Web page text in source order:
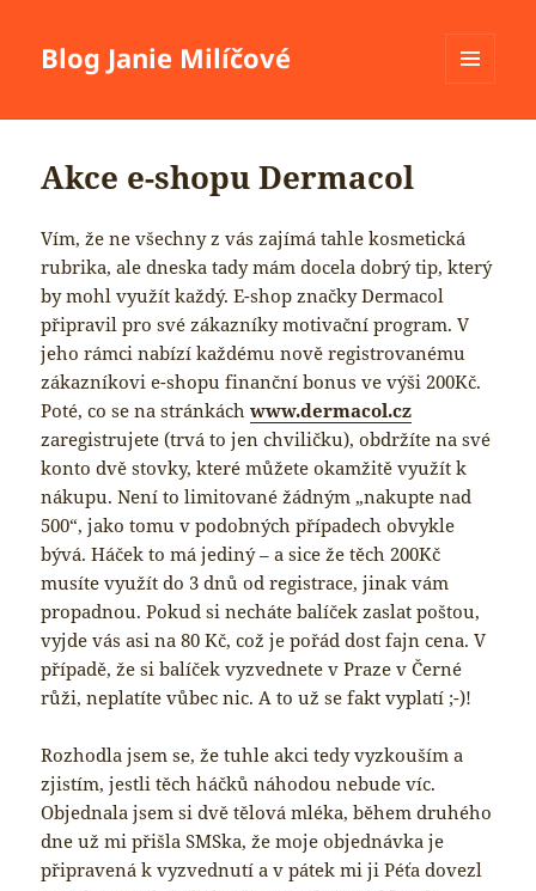
Blog Janie Milíčové
Akce e-shopu Dermacol
Vím, že ne všechny z vás zajímá tahle kosmetická
rubrika, ale dneska tady mám docela dobrý tip, který
by mohl využít každý. E-shop značky Dermacol
připravil pro své zákazníky motivační program. V
jeho rámci nabízí každému nově registrovanému
zákazníkovi e-shopu finanční bonus ve výši 200Kč.
Poté, co se na stránkáchwww.dermacol.cz
zaregistrujete (trvá to jen chviličku), obdržíte na své
konto dvě stovky, které můžete okamžitě využít k
nákupu. Není to limitované žádným „nakupte nad
500“, jako tomu v podobných případech obvykle
bývá. Háček to má jediný – a sice že těch 200Kč
musíte využít do 3 dnů od registrace, jinak vám
propadnou. Pokud si necháte balíček zaslat poštou,
vyjde vás asi na 80 Kč, což je pořád dost fajn cena. V
případě, že si balíček vyzvednete v Praze v Černé
růži, neplatíte vůbec nic. A to už se fakt vyplatí ;-)!
Rozhodla jsem se, že tuhle akci tedy vyzkouším a
zjistím, jestli těch háčků náhodou nebude víc.
Objednala jsem si dvě tělová mléka, během druhého
dne už mi přišla SMSka, že moje objednávka je
připravená k vyzvednutí a v pátek mi ji Péťa dovezl